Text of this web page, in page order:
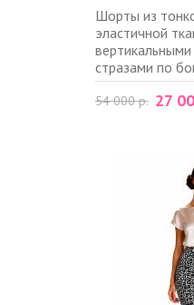
Шорты из
эластичной
стразами по
54 000 р. 27